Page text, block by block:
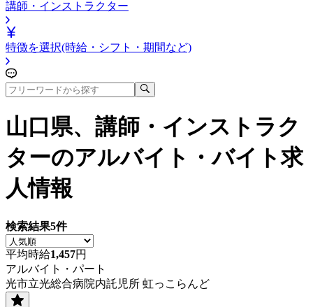
講師・インストラクター
特徴を選択(時給・シフト・期間など)
山口県、講師・インストラク
ターのアルバイト・バイト求
人情報
検索結果5件
平均時給1,457円
アルバイト・パート
光市立光総合病院内託児所 虹っこらんど